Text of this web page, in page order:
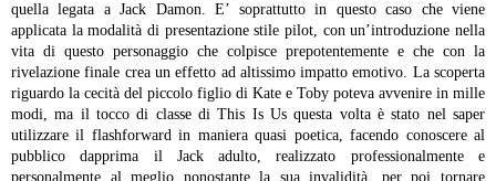
quella legata a Jack Damon. E’ soprattutto in questo caso che viene
applicata la modalità di presentazione stile pilot, con un’introduzione nella
vita di questo personaggio che colpisce prepotentemente e che con la
rivelazione finale crea un effetto ad altissimo impatto emotivo. La scoperta
riguardo la cecità del piccolo figlio di Kate e Toby poteva avvenire in mille
modi, ma il tocco di classe di This Is Us questa volta è stato nel saper
utilizzare il flashforward in maniera quasi poetica, facendo conoscere al
pubblico dapprima il Jack adulto, realizzato professionalmente e
personalmente al meglio nonostante la sua invalidità, per poi tornare